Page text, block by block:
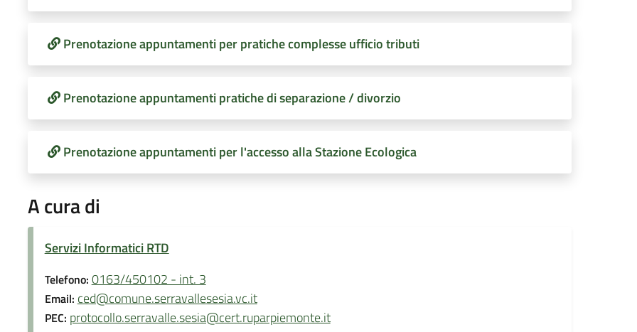
Prenotazione appuntamenti per pratiche complesse ufficio tributi
Prenotazione appuntamenti pratiche di separazione / divorzio
Prenotazione appuntamenti per l'accesso alla Stazione Ecologica
A cura di
Servizi Informatici RTD
Telefono: 0163/450102 - int. 3
Email: ced@comune.serravallesesia.vc.it
PEC: protocollo.serravalle.sesia@cert.ruparpiemonte.it